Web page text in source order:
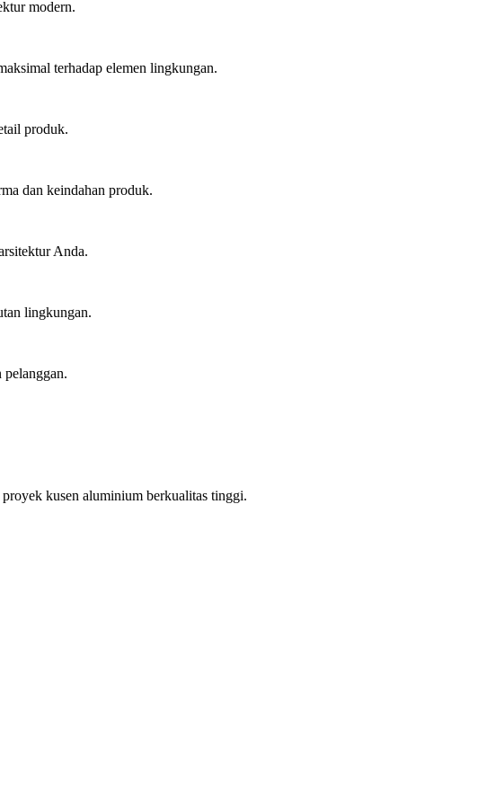
modern.
terhadap elemen lingkungan.
produk.
dan keindahan produk.
Anda.
lingkungan.
kusen aluminium berkualitas tinggi.